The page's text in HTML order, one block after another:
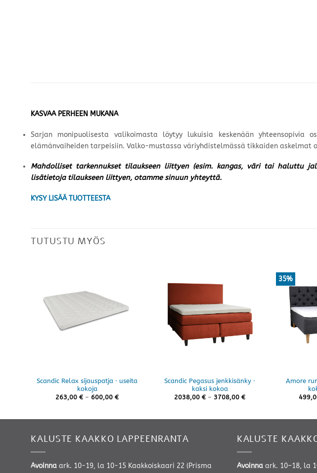
KASVAA PERHEEN MUKANA
Sarjan monipuolisesta valikoimasta löytyy lukuisia keskenään
elämänvaiheiden tarpeisiin. Valko-mustassa väriyhdistelmässä tikkaiden askelmat
Mahdolliset tarkennukset tilaukseen liittyen (esim. kangas, väri tai haluttu
lisätietoja tilaukseen liittyen, otamme sinuun yhteyttä.
KYSY LISÄÄ TUOTTEESTA
TUTUSTU MYÖS
Scandic Relax sijauspatja · useita
kokoja
263,00 € – 600,00 €Hintaluokka:
Scandic Pegasus jenkkisänky ·
kaksi kokoa
2038,00 € – 3708,00 €Hintaluokka:
35%
Amore
KALUSTE KAAKKO LAPPEENRANTA
Avoinna ark. 10-19, la 10-15 Kaakkoiskaari 22 (Prisma
KALUSTE
Avoinnaark. 10–18, la